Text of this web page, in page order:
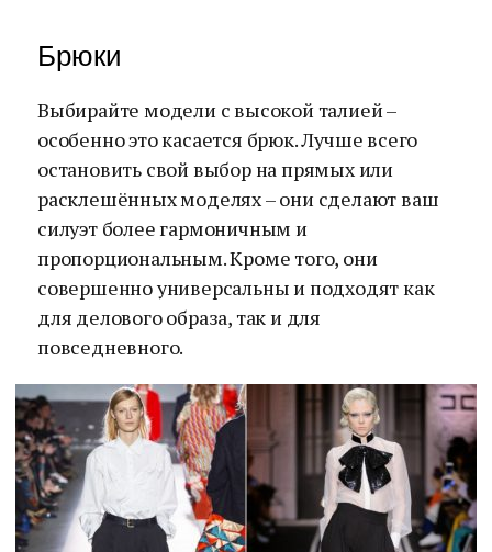
Брюки
Выбирайте модели с высокой талией –
особенно это касается брюк. Лучше всего
остановить свой выбор на прямых или
расклешённых моделях – они сделают ваш
силуэт более гармоничным и
пропорциональным. Кроме того, они
совершенно универсальны и подходят как
для делового образа, так и для
повседневного.